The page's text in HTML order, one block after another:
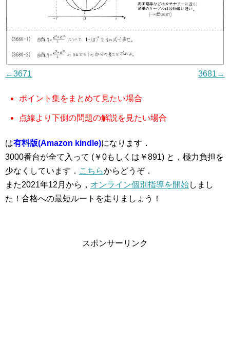
←3671 3681→
ポイント集をまとめて見たい場合
点線より下側の問題の解説を見たい場合
は有料版(Amazon kindle)になります．
3000番台が全て入って (￥0もしくは￥891) と，極力負担を
少なくしています． こちらからどうぞ．
また2021年12月から， オンライン個別指導を開始しまし
た！合格への最短ルートを走りましょう！
スポンサーリンク